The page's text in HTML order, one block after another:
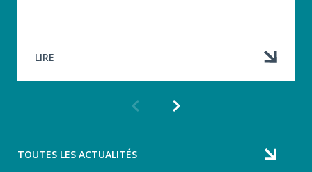
LIRE
Article
TOUTES LES ACTUALITÉS